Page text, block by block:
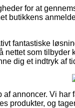
for at
butikkens
fantastiske
nettet som
dig et indtryk af
annoncer. Vi
produkter, og